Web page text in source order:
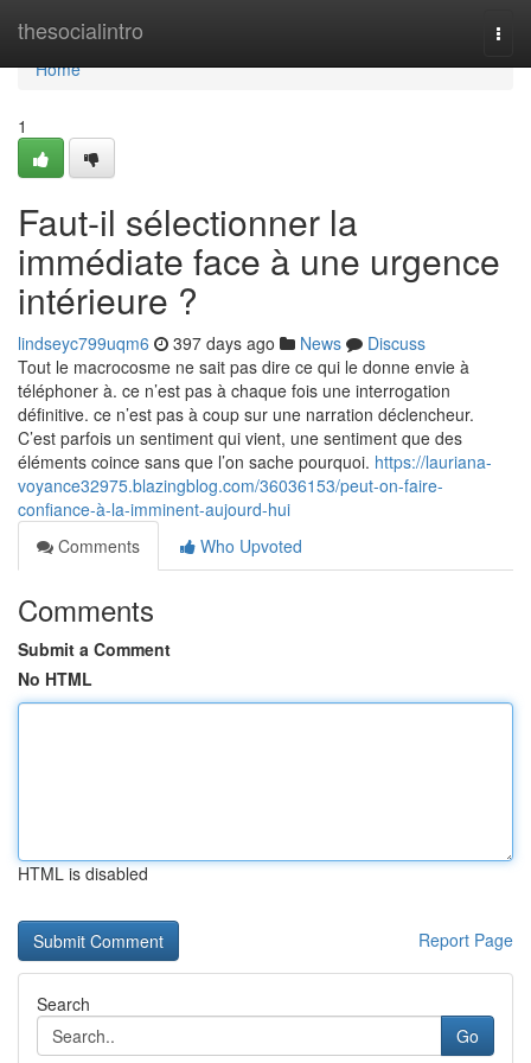
thesocialintro
Home
Home
1
Faut-il sélectionner la
immédiate face à une urgence
intérieure ?
lindseyc799uqm6 397 days ago News
Discuss
Tout le macrocosme ne sait pas dire ce qui le donne envie à
téléphoner à. ce n’est pas à chaque fois une interrogation
définitive. ce n’est pas à coup sur une narration déclencheur.
C’est parfois un sentiment qui vient, une sentiment que des
éléments coince sans que l’on sache pourquoi. https://lauriana-
voyance32975.blazingblog.com/36036153/peut-on-faire-
confiance-à-la-imminent-aujourd-hui
Comments
Who Upvoted
Comments
Submit a Comment
No HTML
HTML is disabled
Report Page
Search
Go